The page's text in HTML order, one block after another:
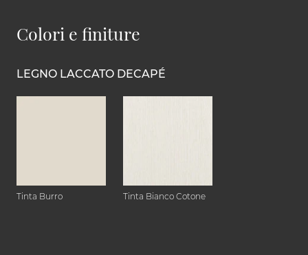
Colori e finiture
LEGNO LACCATO DECAPÉ
Tinta Burro Tinta Bianco Cotone